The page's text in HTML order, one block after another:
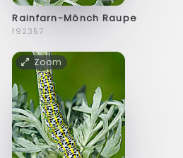
Rainfarn-Mönch Raupe
f92357
Zoom